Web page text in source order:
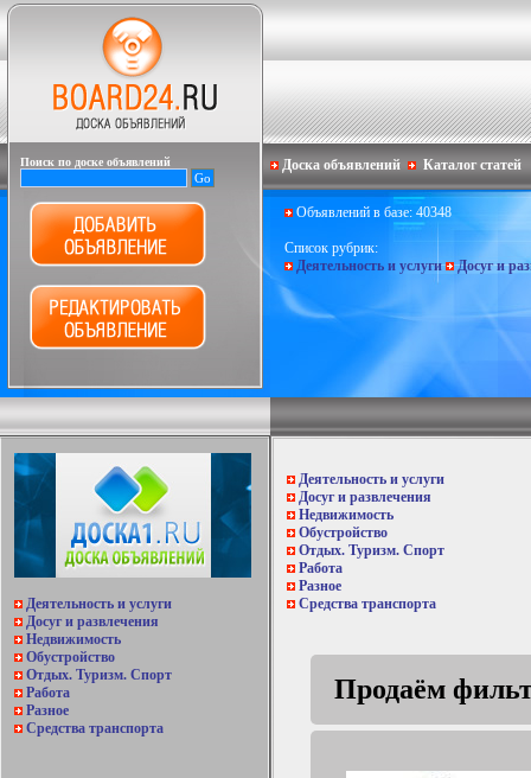
Поиск по доске объявлений
Деятельность и услуги
Досуг и развлечения
Недвижимость
Обустройство
Отдых. Туризм. Спорт
Работа
Разное
Средства транспорта
Доска объявлений Каталог статей
Объявлений в базе: 40348
Список рубрик:
Деятельность и услуги
Досуг и
Деятельность и услуги
Досуг и развлечения
Недвижимость
Обустройство
Отдых. Туризм. Спорт
Работа
Разное
Средства транспорта
Продаём